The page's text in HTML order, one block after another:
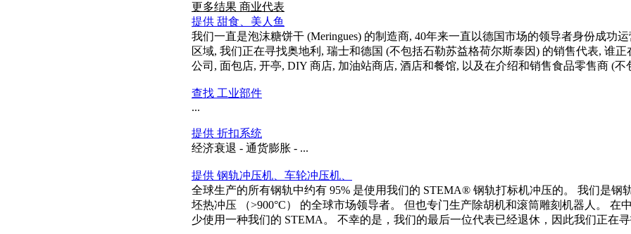
更多结果 商业代表
提供 甜食、美人鱼
我们一直是泡沫糖饼干 (Meringues) 的制造商, 40年来一直以德国市场的领导者身份成功
区域, 我们正在寻找奥地利, 瑞士和德国 (不包括石勒苏益格荷尔斯泰因) 的销售代表, 谁
公司, 面包店, 开亭, DIY 商店, 加油站商店, 酒店和餐馆, 以及在介绍和销售食品零售商 (不
查找 工业部件
...
提供 折扣系统
经济衰退 - 通货膨胀 - ...
提供 钢轨冲压机、车轮冲压机、
全球生产的所有钢轨中约有 95% 是使用我们的 STEMA® 钢轨打标机冲压的。 我们是钢
坯热冲压 （>900°C） 的全球市场领导者。 但也专门生产除胡机和滚筒雕刻机器人。 在
少使用一种我们的 STEMA。 不幸的是，我们的最后一位代表已经退休，因此我们正在